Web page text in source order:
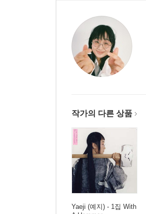
작가의 다른 상품
Yaeji (예지) - 1집 With